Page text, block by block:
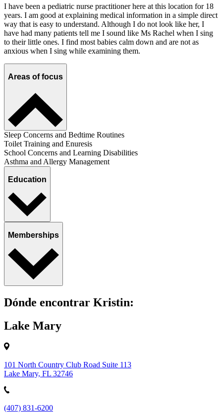
I have been a pediatric nurse practitioner here at this location for 18
years. I am good at explaining medical information in a simple direct
way that is easy to understand. Although I do not look like her, I
have had many patients tell me I sound like Ms Rachel when I sing
to their little ones. I find most babies calm down and are not as
anxious when I sing while examining them.
Areas of focus
Sleep Concerns and Bedtime Routines
Toilet Training and Enuresis
School Concerns and Learning Disabilities
Asthma and Allergy Management
Education
Memberships
Dónde encontrar Kristin:
Lake Mary
101 North Country Club Road Suite 113
Lake Mary, FL 32746
(407) 831-6200